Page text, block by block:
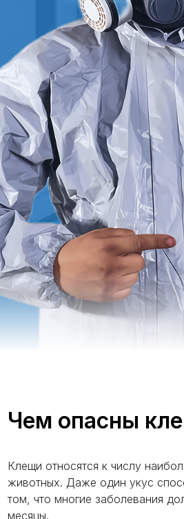
Чем опасны
Клещи относятся к числу
животных. Даже один укус
том, что многие заболевания
месяцы.